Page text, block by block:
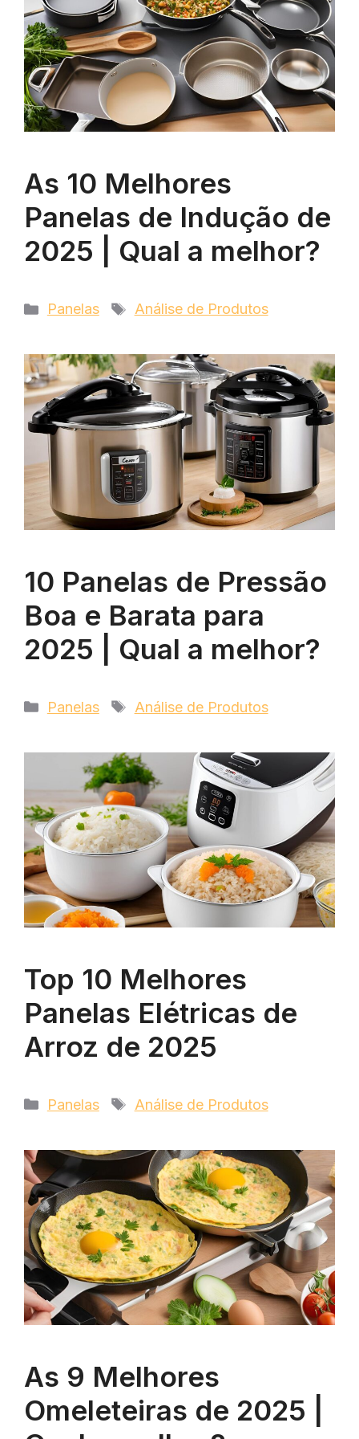
As 10 Melhores
Panelas de Indução de
2025 | Qual a melhor?
Categorias
Panelas Tags
Análise de Produtos
10 Panelas de Pressão
Boa e Barata para
2025 | Qual a melhor?
Categorias
Panelas Tags
Análise de Produtos
Top 10 Melhores
Panelas Elétricas de
Arroz de 2025
Categorias
Panelas Tags
Análise de Produtos
As 9 Melhores
Omeleteiras de 2025 |